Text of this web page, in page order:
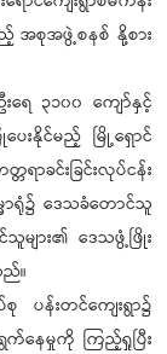
အစုအဖွဲ့စနစ် နို့စား
ရေ ၃၁၀၀ ကျော်နှင့်
းနိုင်မည့် မြို့ရှောင်
ာခင်းခြင်းလုပ်ငန်း
မာရုံ၌ ဒေသခံတောင်သူ
များ၏ ဒေသဖွံ့ဖြိုး
ည်။
န်းတင်ကျေးရွာ၌
က်နေမှုကို ကြည့်ရှုပြီး